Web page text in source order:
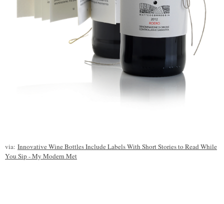
via: Innovative Wine Bottles Include Labels With Short Stories to Read While
You Sip - My Modern Met